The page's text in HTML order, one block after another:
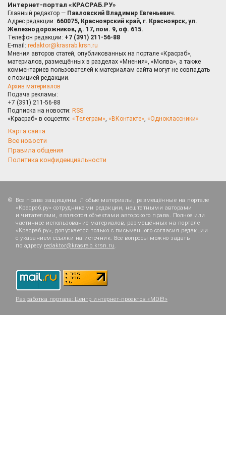
Интернет-портал «КРАСРАБ.РУ»
Главный редактор — Павловский Владимир Евгеньевич.
Адрес редакции: 660075, Красноярский край, г. Красноярск, ул.
Железнодорожников, д. 17, пом. 9, оф. 615.
Телефон редакции: +7 (391) 211-56-88
E-mail: redaktor@krasrab.krsn.ru
Мнения авторов статей, опубликованных на портале «Красраб»,
материалов, размещённых в разделах «Мнения», «Молва», а также
комментариев пользователей к материалам сайта могут не совпадать
с позицией редакции.
Архив материалов
Подача рекламы:
+7 (391) 211-56-88
Подписка на новости: RSS
«Красраб» в соцсетях: «Телеграм», «ВКонтакте», «Одноклассники»
Карта сайта
Все новости
Правила общения
Политика конфиденциальности
Все права защищены. Любые материалы, размещённые на портале
«Красраб.ру» сотрудниками редакции, нештатными авторами
и читателями, являются объектами авторского права. Полное или
частичное использование материалов, размещённых на портале
«Красраб.ру», допускается только с письменного согласия редакции
с указанием ссылки на источник. Все вопросы можно задать
по адресу redaktor@krasrab.krsn.ru.
Разработка портала: Центр интернет-проектов «МОЁ!»